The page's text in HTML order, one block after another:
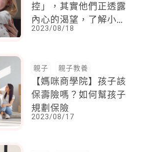
控」，其實他們正透露
內心的渴望，了解小孩
有效溝通，父母這3點
2023/08/18
親子 親子教養
【媽咪商學院】孩子該
保壽險嗎？如何幫孩子
規劃保險
2023/08/17